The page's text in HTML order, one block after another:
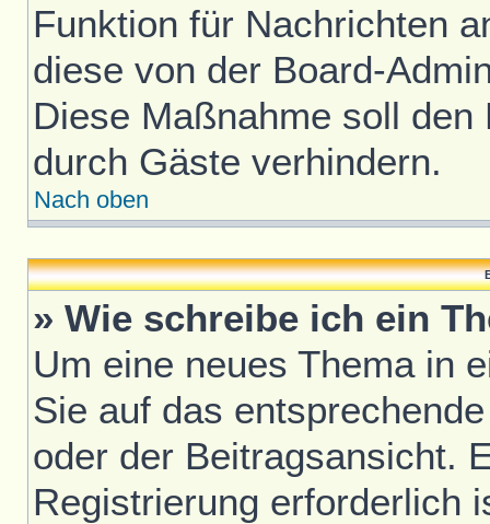
Funktion für Nachrichten
diese von der Board-
Diese Maßnahme soll
durch Gäste verhindern.
Nach oben
» Wie schreibe ich ein
Um eine neues Thema in
Sie auf das
oder der Beitragsansicht.
Registrierung erforderlich